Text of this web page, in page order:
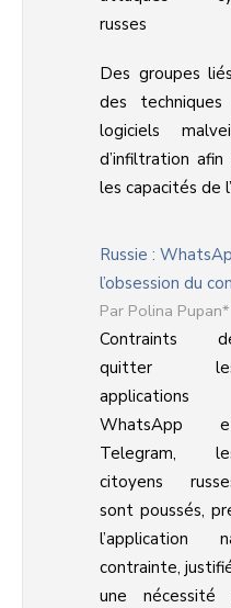
Des groupes
des techniques
logiciels
d’infiltration afin
les capacités de
Russie :
l’obsession du
Polina Pupan*
Contraints
quitter
applications
WhatsApp
Telegram,
citoyens
sont poussés,
l’application
contrainte,
une nécessité